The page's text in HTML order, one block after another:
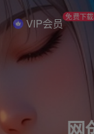
VIP会员 免费下载